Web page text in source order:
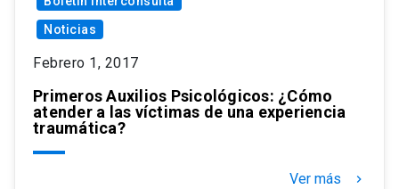
Noticias
Febrero 1, 2017
Primeros Auxilios Psicológicos: ¿Cómo
atender a las víctimas de una experiencia
traumática?
Ver más keyboard_arrow_right